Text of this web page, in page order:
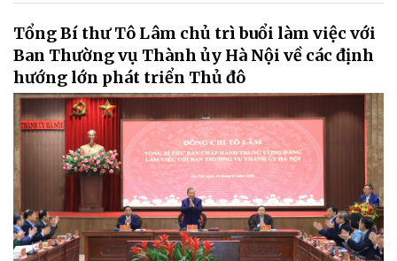
Tổng Bí thư Tô Lâm chủ trì buổi làm việc với
Ban Thường vụ Thành ủy Hà Nội về các định
hướng lớn phát triển Thủ đô